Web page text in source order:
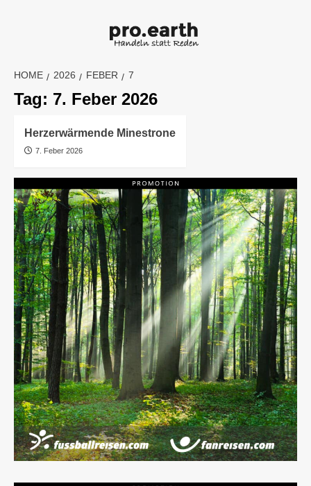
HOME 2026 FEBER 7
Tag: 7. Feber 2026
Herzerwärmende Minestrone
7. Feber 2026